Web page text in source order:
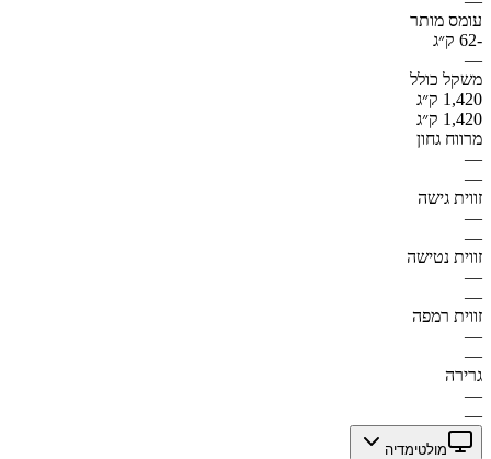
עומס מותר
-62 ק״ג
—
משקל כולל
1,420 ק״ג
1,420 ק״ג
מרווח גחון
—
—
זווית גישה
—
—
זווית נטישה
—
—
זווית רמפה
—
—
גרירה
—
—
מולטימדיה